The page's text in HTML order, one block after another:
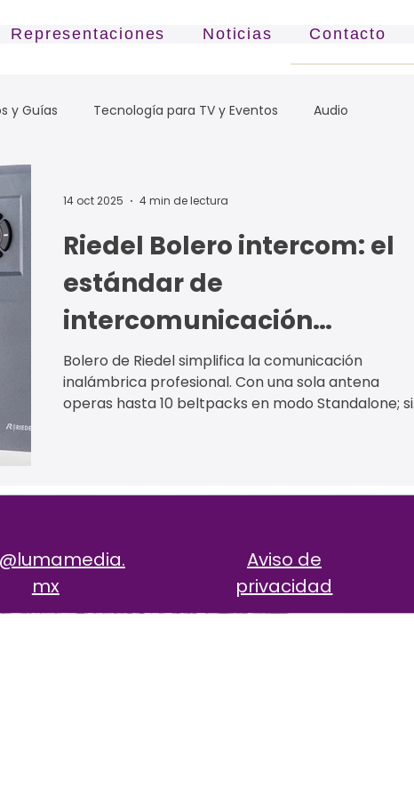
Representaciones Noticias Contacto
y Guías Tecnología para TV y Eventos Audio
Riedel Bolero intercom: el
estándar de
intercomunicación
inalámbrica en broadcast y
eventos
Bolero de Riedel simplifica la comunicación
inalámbrica profesional. Con una sola antena
operas hasta 10 beltpacks en modo Standalone; si
14 oct 2025 4 min de lectura
mx
Aviso de
privacidad